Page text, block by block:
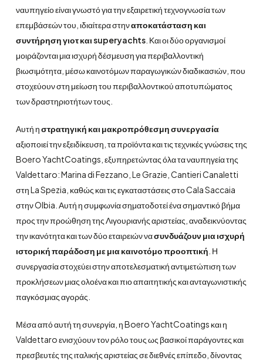
ναυπηγείο είναι γνωστό για την εξαιρετική τεχνογνωσία των
επεμβάσεών του, ιδιαίτερα στηναποκατάσταση και
συντήρηση γιοτ και superyachts. Και οι δύο οργανισμοί
μοιράζονται μια ισχυρή δέσμευση για περιβαλλοντική
βιωσιμότητα, μέσω καινοτόμων παραγωγικών διαδικασιών, που
στοχεύουν στη μείωση του περιβαλλοντικού αποτυπώματος
των δραστηριοτήτων τους.
Αυτή ηστρατηγική και μακροπρόθεσμη συνεργασία
αξιοποιεί την εξειδίκευση, τα προϊόντα και τις τεχνικές γνώσεις της
Boero YachtCoatings, εξυπηρετώντας όλα τα ναυπηγεία της
Valdettaro: Marina di Fezzano, Le Grazie, Cantieri Canaletti
στη La Spezia, καθώς και τις εγκαταστάσεις στο Cala Saccaia
στην Olbia. Αυτή η συμφωνία σηματοδοτεί ένα σημαντικό βήμα
προς την προώθηση της Λιγουριανής αριστείας, αναδεικνύοντας
την ικανότητα και των δύο εταιρειών νασυνδυάζουν μια ισχυρή
ιστορική παράδοση με μια καινοτόμο προοπτική . Η
συνεργασία στοχεύει στην αποτελεσματική αντιμετώπιση των
προκλήσεων μιας ολοένα και πιο απαιτητικής και ανταγωνιστικής
παγκόσμιας αγοράς.
Μέσα από αυτή τη συνεργία, η Boero YachtCoatings και η
Valdettaro ενισχύουν τον ρόλο τους ως βασικοί παράγοντες και
πρεσβευτές της ιταλικής αριστείας σε διεθνές επίπεδο, δίνοντας